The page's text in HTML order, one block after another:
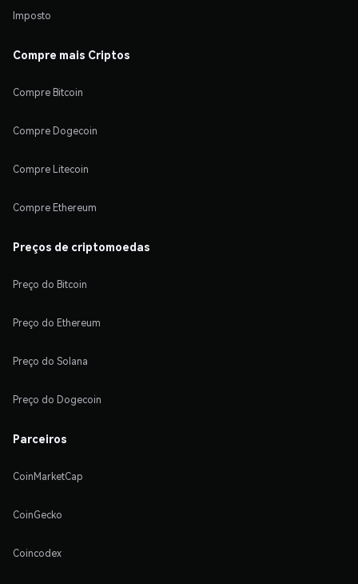
Imposto
Compre mais Criptos
Compre Bitcoin
Compre Dogecoin
Compre Litecoin
Compre Ethereum
Preços de criptomoedas
Preço do Bitcoin
Preço do Ethereum
Preço do Solana
Preço do Dogecoin
Parceiros
CoinMarketCap
CoinGecko
Coincodex